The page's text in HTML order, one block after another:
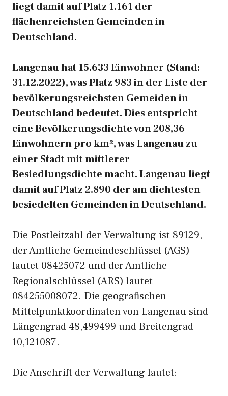
liegt damit auf Platz 1.161 der
flächenreichsten Gemeinden in
Deutschland.
Langenau hat 15.633 Einwohner (Stand:
31.12.2022), was Platz 983 in der Liste der
bevölkerungsreichsten Gemeiden in
Deutschland bedeutet. Dies entspricht
eine Bevölkerungsdichte von 208,36
Einwohnern pro km², was Langenau zu
einer Stadt mit mittlerer
Besiedlungsdichte macht. Langenau liegt
damit auf Platz 2.890 der am dichtesten
besiedelten Gemeinden in Deutschland.
Die Postleitzahl der Verwaltung ist 89129,
der Amtliche Gemeindeschlüssel (AGS)
lautet 08425072 und der Amtliche
Regionalschlüssel (ARS) lautet
084255008072. Die geografischen
Mittelpunktkoordinaten von Langenau sind
Längengrad 48,499499 und Breitengrad
10,121087.
Die Anschrift der Verwaltung lautet: